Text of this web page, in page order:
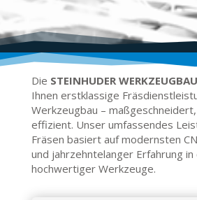
Die STEINHUDER
Ihnen erstklassige
Werkzeugbau –
effizient. Unser umfassendes
Fräsen basiert auf modernsten
und jahrzehntelanger Erfahrung
hochwertiger Werkzeuge.